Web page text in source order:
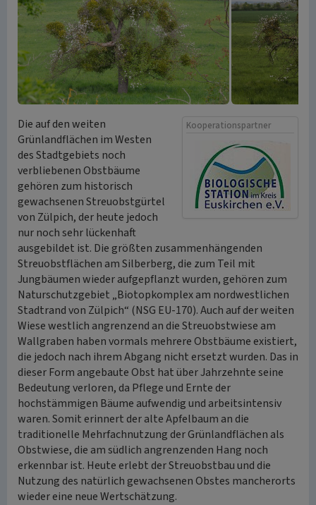
Kooperationspartner
Die auf den weiten
Grünlandflächen im Westen
des Stadtgebiets noch
verbliebenen Obstbäume
gehören zum historisch
gewachsenen Streuobstgürtel
von Zülpich, der heute jedoch
nur noch sehr lückenhaft
ausgebildet ist. Die größten zusammenhängenden
Streuobstflächen am Silberberg, die zum Teil mit
Jungbäumen wieder aufgepflanzt wurden, gehören zum
Naturschutzgebiet „Biotopkomplex am nordwestlichen
Stadtrand von Zülpich“ (NSG EU-170). Auch auf der weiten
Wiese westlich angrenzend an die Streuobstwiese am
Wallgraben haben vormals mehrere Obstbäume existiert,
die jedoch nach ihrem Abgang nicht ersetzt wurden. Das in
dieser Form angebaute Obst hat über Jahrzehnte seine
Bedeutung verloren, da Pflege und Ernte der
hochstämmigen Bäume aufwendig und arbeitsintensiv
waren. Somit erinnert der alte Apfelbaum an die
traditionelle Mehrfachnutzung der Grünlandflächen als
Obstwiese, die am südlich angrenzenden Hang noch
erkennbar ist. Heute erlebt der Streuobstbau und die
Nutzung des natürlich gewachsenen Obstes mancherorts
wieder eine neue Wertschätzung.